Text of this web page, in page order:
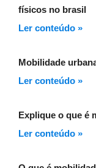
físicos no brasil
Ler conteúdo »
Mobilidade
Ler conteúdo »
Explique o que é
Ler conteúdo »